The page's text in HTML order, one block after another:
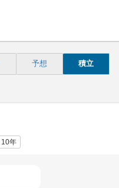
予想 積立
10年